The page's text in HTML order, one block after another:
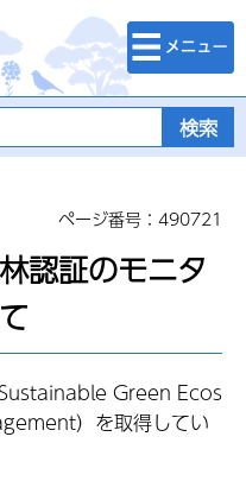
検索・メニュ
ー
ページ番号：490721
認証のモニタ
Green Ecos
）を取得してい